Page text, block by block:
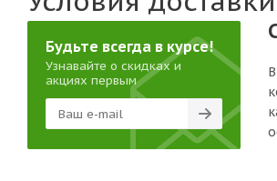
Будьте всегда в курсе!
Узнавайте о скидках и
акциях первым